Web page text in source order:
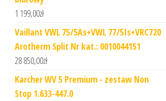
1 199,00zł
Vaillant VWL 75/5As+VWL 77/5Is+VRC720
Arotherm Split Nr kat.: 0010044151
28 850,00zł
Karcher WV 5 Premium - zestaw Non
Stop 1.633-447.0